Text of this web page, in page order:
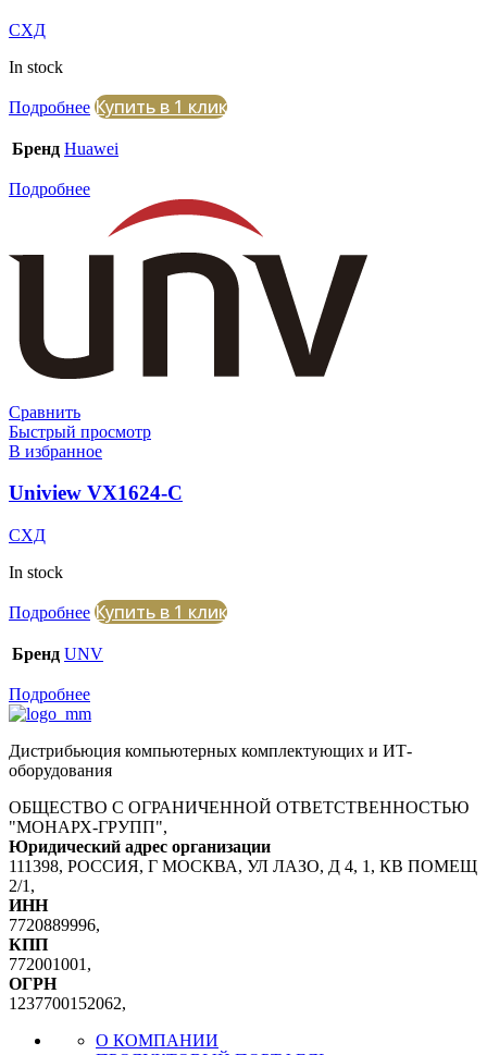
СХД
In stock
Подробнее Купить в 1 клик
Бренд Huawei
Подробнее
Сравнить
Быстрый просмотр
В избранное
Uniview VX1624-C
СХД
In stock
Подробнее Купить в 1 клик
Бренд UNV
Подробнее
Дистрибьюция компьютерных комплектующих и ИТ-
оборудования
ОБЩЕСТВО С ОГРАНИЧЕННОЙ ОТВЕТСТВЕННОСТЬЮ
"МОНАРХ-ГРУПП",
Юридический адрес организации
111398, РОССИЯ, Г МОСКВА, УЛ ЛАЗО, Д 4, 1, КВ ПОМЕЩ
2/1,
ИНН
7720889996,
КПП
772001001,
ОГРН
1237700152062,
О КОМПАНИИ